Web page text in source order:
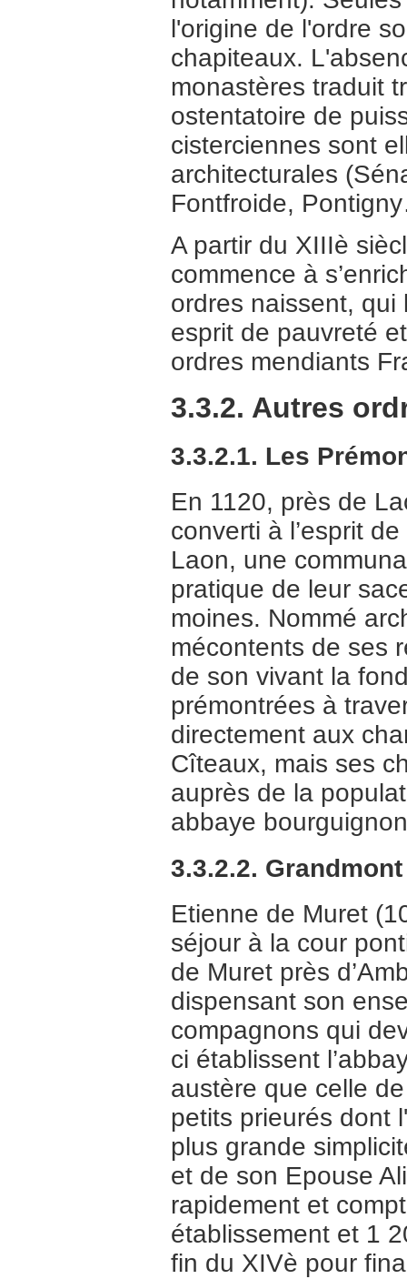
l'origine de l'ordre
chapiteaux.
monastères traduit
ostentatoire de
cisterciennes sont
architecturales
Fontfroide,
A partir du XIIIè
commence à
ordres naissent,
esprit de pauvreté
ordres mendiants
3.3.2. Autres
3.3.2.1. Les
En 1120, près de
converti à l’esprit
Laon, une
pratique de leur
moines. Nommé
mécontents de ses
de son vivant la
prémontrées à
directement aux
Cîteaux, mais ses
auprès de la
abbaye
3.3.2.2. Grandmont
Etienne de Muret
séjour à la cour
de Muret près
dispensant son
compagnons qui
ci établissent
austère que celle
petits prieurés dont
plus grande
et de son Epouse
rapidement et
établissement et 1
fin du XIVè pour